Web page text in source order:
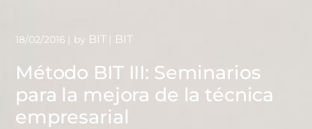
Método BIT III: Seminarios
para la mejora de la técnica
empresarial
18/02/2016 by BIT BIT